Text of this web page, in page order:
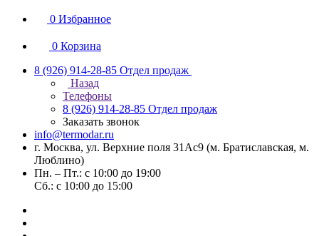
0 Избранное
0 Корзина
8 (926) 914-28-85 Отдел продаж
Назад
Телефоны
8 (926) 914-28-85 Отдел продаж
Заказать звонок
info@termodar.ru
г. Москва, ул. Верхние поля 31Ас9 (м. Братиславская, м.
Люблино)
Пн. – Пт.: с 10:00 до 19:00
Сб.: с 10:00 до 15:00